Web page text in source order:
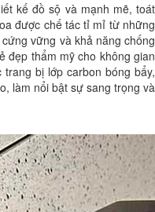
kế đồ sộ và mạnh mẽ, toát
được chế tác tỉ mỉ từ những
vững và khả năng chống
đẹp thẩm mỹ cho không gian
bị lớp carbon bóng bẩy,
làm nổi bật sự sang trọng và